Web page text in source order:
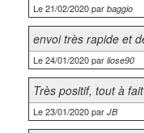
Le 21/02/2020 par baggio
envoi très rapide et
Le 24/01/2020 par liose90
Très positif, tout à
Le 23/01/2020 par JB